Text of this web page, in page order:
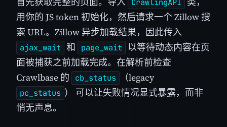
CrawlingAPI
用你的 JS token 初始化，然后请求一个 Zillow 搜
索 URL。Zillow 异步加载结果，因此传入
ajax_wait 和 page_wait
以等待动态内容在页
面被捕获之前加载完成。在解析前检查
Crawlbase 的
cb_status （legacy
pc_status ） 可以让失败情况显式暴露，而非
悄无声息。